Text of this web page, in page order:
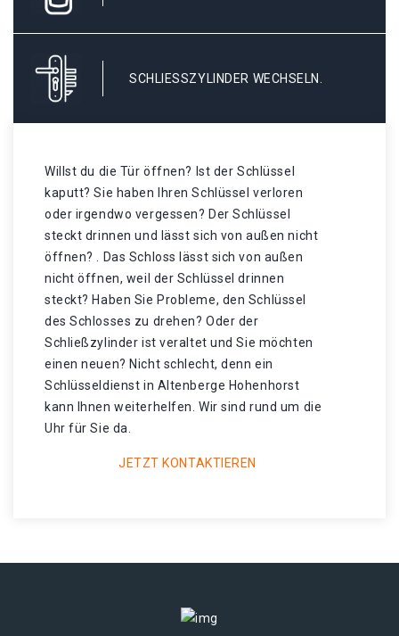
SCHLIESSZYLINDER WECHSELN.
Willst du die Tür öffnen? Ist der Schlüssel
kaputt? Sie haben Ihren Schlüssel verloren
oder irgendwo vergessen? Der Schlüssel
steckt drinnen und lässt sich von außen nicht
öffnen? . Das Schloss lässt sich von außen
nicht öffnen, weil der Schlüssel drinnen
steckt? Haben Sie Probleme, den Schlüssel
des Schlosses zu drehen? Oder der
Schließzylinder ist veraltet und Sie möchten
einen neuen? Nicht schlecht, denn ein
Schlüsseldienst in Altenberge Hohenhorst
kann Ihnen weiterhelfen. Wir sind rund um die
Uhr für Sie da.
JETZT KONTAKTIEREN